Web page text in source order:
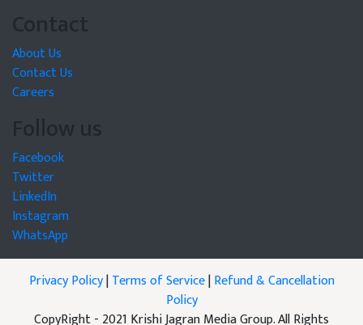
Contact
About Us
Contact Us
Careers
Follow us
Facebook
Twitter
LinkedIn
Instagram
WhatsApp
Privacy Policy|Terms of Service|Refund & Cancellation
Policy
CopyRight - 2021 Krishi Jagran Media Group. All Rights